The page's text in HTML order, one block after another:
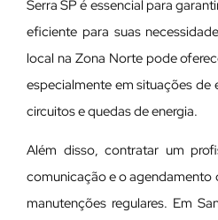
Serra SP é essencial para
eficiente para suas
local na Zona Norte pode
especialmente em situações
circuitos e quedas de energia.
Além disso, contratar um
comunicação e o agendamento
manutenções regulares. Em